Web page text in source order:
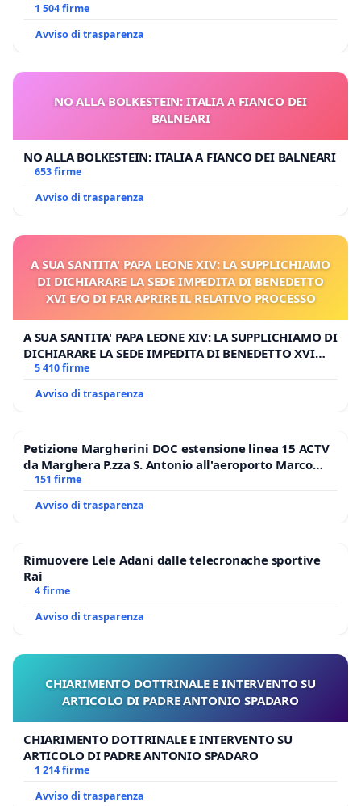
1 504 firme
Avviso di trasparenza
NO ALLA BOLKESTEIN: ITALIA A FIANCO DEI
BALNEARI
NO ALLA BOLKESTEIN: ITALIA A FIANCO DEI BALNEARI
653 firme
Avviso di trasparenza
A SUA SANTITA' PAPA LEONE XIV: LA SUPPLICHIAMO
DI DICHIARARE LA SEDE IMPEDITA DI BENEDETTO
XVI E/O DI FAR APRIRE IL RELATIVO PROCESSO
A SUA SANTITA' PAPA LEONE XIV: LA SUPPLICHIAMO DI
DICHIARARE LA SEDE IMPEDITA DI BENEDETTO XVI
E/O DI FAR APRIRE IL RELATIVO PROCESSO
5 410 firme
Avviso di trasparenza
Petizione Margherini DOC estensione linea 15 ACTV
da Marghera P.zza S. Antonio all'aeroporto Marco
Polo tariffa a € 1,50
151 firme
Avviso di trasparenza
Rimuovere Lele Adani dalle telecronache sportive
Rai
4 firme
Avviso di trasparenza
CHIARIMENTO DOTTRINALE E INTERVENTO SU
ARTICOLO DI PADRE ANTONIO SPADARO
CHIARIMENTO DOTTRINALE E INTERVENTO SU
ARTICOLO DI PADRE ANTONIO SPADARO
1 214 firme
Avviso di trasparenza